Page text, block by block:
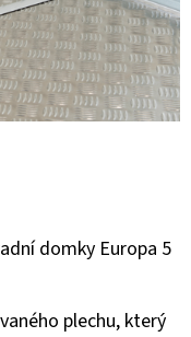
domky Europa 5
plechu, který